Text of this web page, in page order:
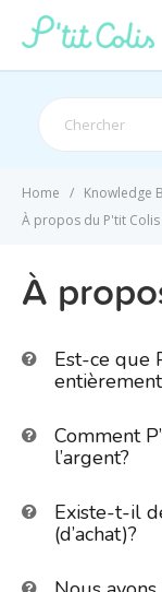
Home Knowledge
À propos du P'tit Colis
À
Est-ce que
Comment
l’argent?
Existe-t-il
(d’achat)?